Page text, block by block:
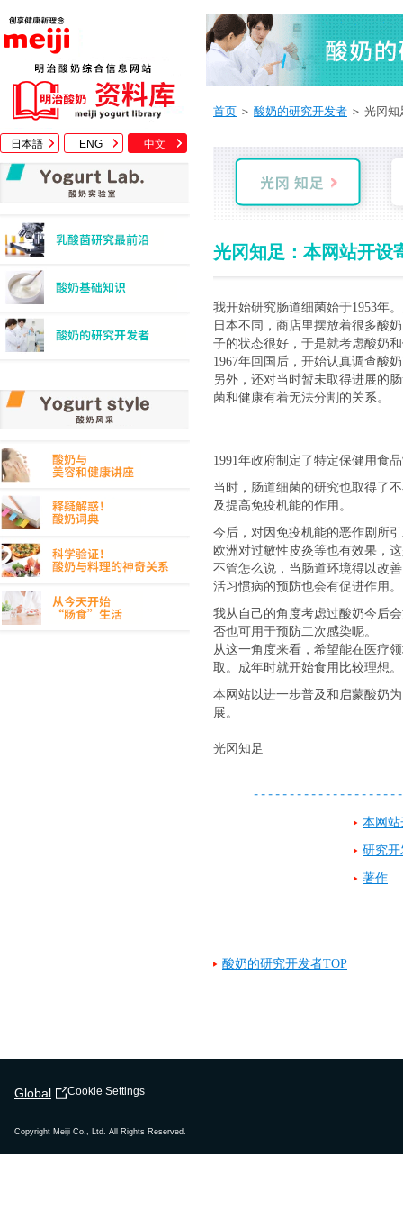
日本語 ENG 中文
首页 ＞ 酸奶的研究开发者 ＞ 光冈
光冈知足：本网站开设
我开始研究肠道细菌始于1953年
日本不同，商店里摆放着很多酸
子的状态很好，于是就考虑酸奶
1967年回国后，开始认真调查酸
另外，还对当时暂未取得进展的
菌和健康有着无法分割的关系。
1991年政府制定了特定保健用食
当时，肠道细菌的研究也取得了
及提高免疫机能的作用。
今后，对因免疫机能的恶作剧所
欧洲对过敏性皮炎等也有效果，
不管怎么说，当肠道环境得以改
活习惯病的预防也会有促进作用。
我从自己的角度考虑过酸奶今后
否也可用于预防二次感染呢。
从这一角度来看，希望能在医疗
取。成年时就开始食用比较理想。
本网站以进一步普及和启蒙酸奶
展。
光冈知足
本网
研究
著作
酸奶的研究开发者TOP
Global Cookie Settings
Copyright Meiji Co., Ltd. All Rights Reserved.